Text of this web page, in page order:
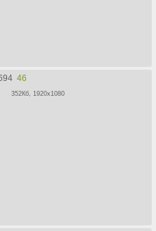
46
352Кб, 1920x1080